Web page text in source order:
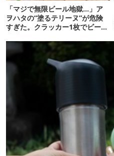
「マジで無限ビール地獄…」ア
ヲハタの“塗るテリーヌ”が危険
すぎた。クラッカー1枚でビール